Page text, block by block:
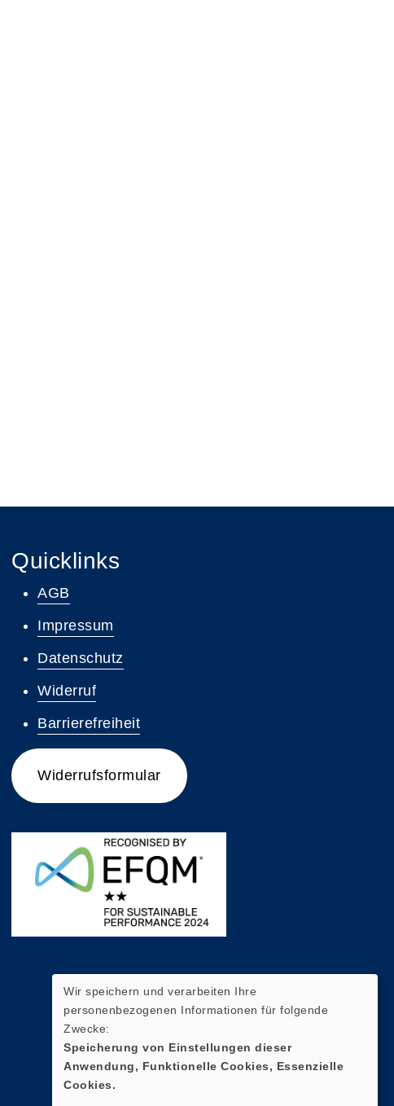
Quicklinks
AGB
Impressum
Datenschutz
Widerruf
Barrierefreiheit
Widerrufsformular
Wir speichern und verarbeiten Ihre
personenbezogenen Informationen für folgende
Zwecke:
Speicherung von Einstellungen dieser
Anwendung, Funktionelle Cookies, Essenzielle
Cookies.